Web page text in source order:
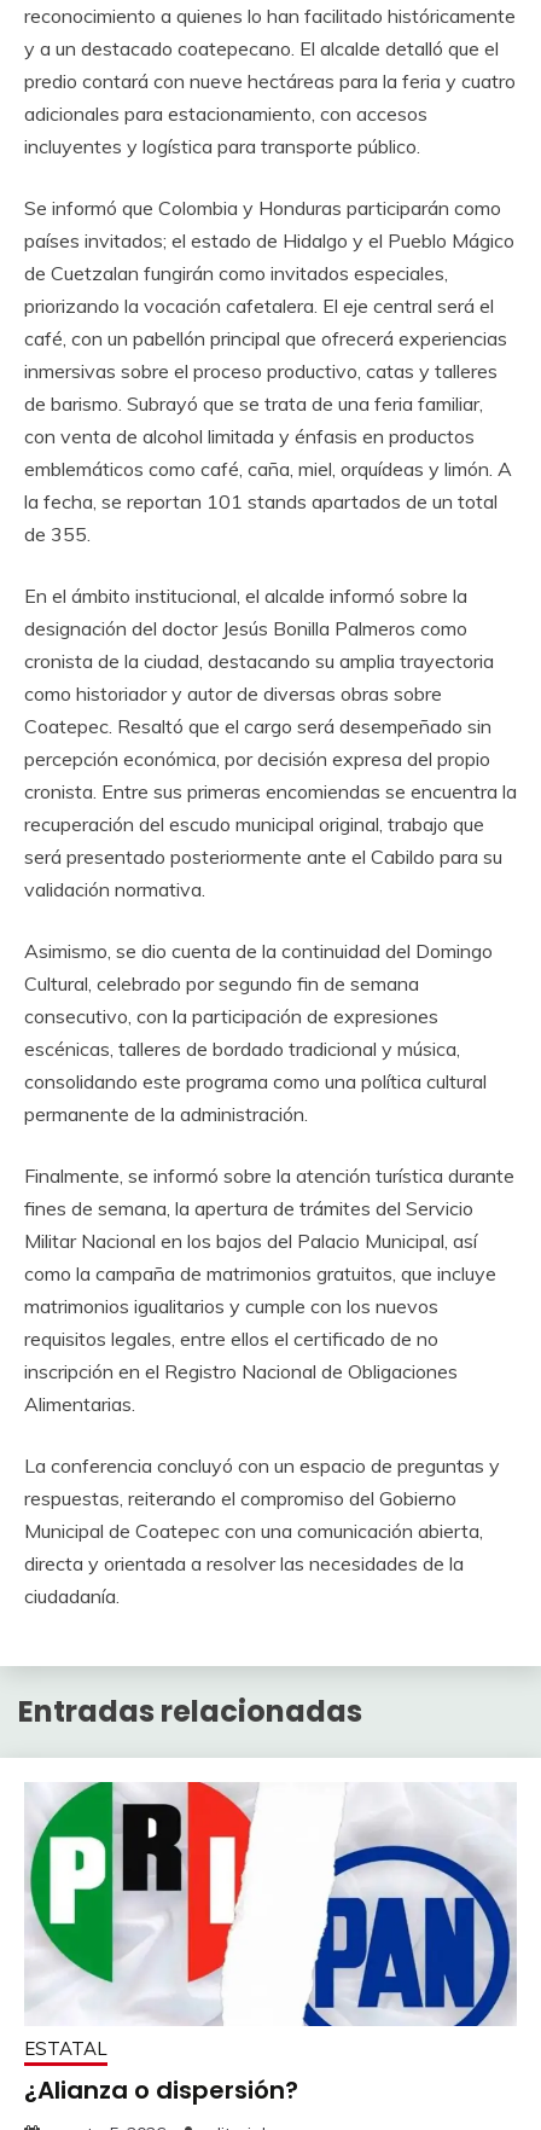
reconocimiento a quienes lo han facilitado históricamente
y a un destacado coatepecano. El alcalde detalló que el
predio contará con nueve hectáreas para la feria y cuatro
adicionales para estacionamiento, con accesos
incluyentes y logística para transporte público.
Se informó que Colombia y Honduras participarán como
países invitados; el estado de Hidalgo y el Pueblo Mágico
de Cuetzalan fungirán como invitados especiales,
priorizando la vocación cafetalera. El eje central será el
café, con un pabellón principal que ofrecerá experiencias
inmersivas sobre el proceso productivo, catas y talleres
de barismo. Subrayó que se trata de una feria familiar,
con venta de alcohol limitada y énfasis en productos
emblemáticos como café, caña, miel, orquídeas y limón. A
la fecha, se reportan 101 stands apartados de un total
de 355.
En el ámbito institucional, el alcalde informó sobre la
designación del doctor Jesús Bonilla Palmeros como
cronista de la ciudad, destacando su amplia trayectoria
como historiador y autor de diversas obras sobre
Coatepec. Resaltó que el cargo será desempeñado sin
percepción económica, por decisión expresa del propio
cronista. Entre sus primeras encomiendas se encuentra la
recuperación del escudo municipal original, trabajo que
será presentado posteriormente ante el Cabildo para su
validación normativa.
Asimismo, se dio cuenta de la continuidad del Domingo
Cultural, celebrado por segundo fin de semana
consecutivo, con la participación de expresiones
escénicas, talleres de bordado tradicional y música,
consolidando este programa como una política cultural
permanente de la administración.
Finalmente, se informó sobre la atención turística durante
fines de semana, la apertura de trámites del Servicio
Militar Nacional en los bajos del Palacio Municipal, así
como la campaña de matrimonios gratuitos, que incluye
matrimonios igualitarios y cumple con los nuevos
requisitos legales, entre ellos el certificado de no
inscripción en el Registro Nacional de Obligaciones
Alimentarias.
La conferencia concluyó con un espacio de preguntas y
respuestas, reiterando el compromiso del Gobierno
Municipal de Coatepec con una comunicación abierta,
directa y orientada a resolver las necesidades de la
ciudadanía.
Entradas relacionadas
ESTATAL
¿Alianza o dispersión?